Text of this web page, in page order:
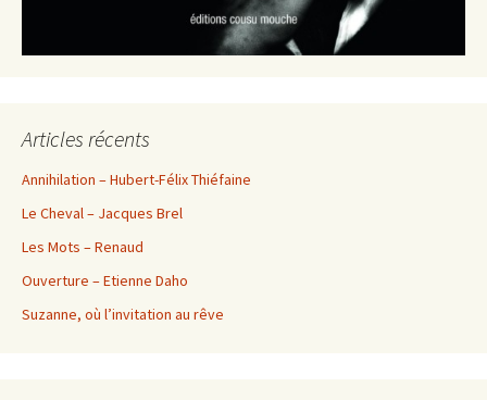
Articles récents
Annihilation – Hubert-Félix Thiéfaine
Le Cheval – Jacques Brel
Les Mots – Renaud
Ouverture – Etienne Daho
Suzanne, où l’invitation au rêve